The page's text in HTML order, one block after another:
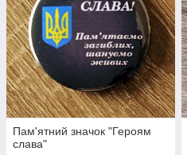
Пам'ятний значок "Героям
слава"